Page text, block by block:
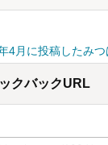
4月に投稿したみ
クバックURL